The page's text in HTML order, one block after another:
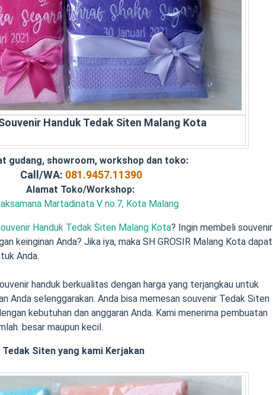
Handuk Tedak Siten Malang Kota
gudang, showroom, workshop dan toko:
Call/WA: 081.9457.11390
Alamat Toko/Workshop:
Martadinata V no.7, Kota Malang
Handuk Tedak Siten Malang Kota? Ingin membeli souvenir
keinginan Anda? Jika iya, maka SH GROSIR Malang Kota dapat
Anda.
handuk berkualitas dengan harga yang terjangkau untuk
Anda selenggarakan. Anda bisa memesan souvenir Tedak Siten
kebutuhan dan anggaran Anda. Kami menerima pembuatan
besar maupun kecil.
Siten yang kami Kerjakan